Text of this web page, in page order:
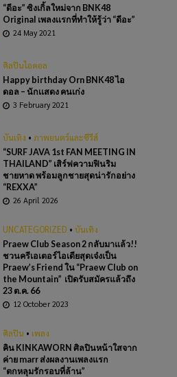
“ดีอะ” ซิงเกิ้ลใหม่จาก BNK48
Original เพลงเเรกที่ทำให้รู้ว่า “ดีอะ”
24 May 2021
ศิลปินไอดอล
Happy birthday Orn BNK48 ไอ
ดอล – นักเเสดง คนเก่ง
3 February 2021
บันเทิง • ภาพยนตร์และซีรีส์
“SURF JAVA 1st FAN MEETING IN
THAILAND” เสิร์ฟความฟินริม
ชายหาด พร้อมลูกชายสุดน่ารักอย่าง
“REXXA”
26 April 2026
UNCATEGORIZED • บันเทิง
Praew Club Season 2 กลับมาแล้ว!!
ชวนครีเอเตอร์ไอเดียสุดเจ๋งเป็น
Praew’s Friend ใน “Praew Club on
the Mountain” เปิดรับสมัครแล้วถึง
23 ต.ค. 66
12 October 2023
ศิลปิน • เพลง
คิน KINKAWORN ศิลปินหน้าใสจาก
ค่าย marr ส่งผลงานเพลงแรก
“ตกหลุมรักรอบที่ล้าน”